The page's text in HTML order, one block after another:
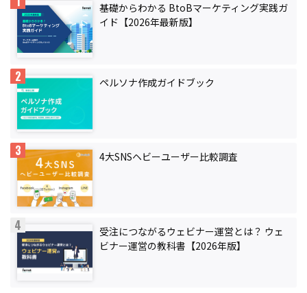
基礎からわかる BtoBマーケティング実践ガ
イド【2026年最新版】
ペルソナ作成ガイドブック
4大SNSヘビーユーザー比較調査
受注につながるウェビナー運営とは？ ウェ
ビナー運営の教科書【2026年版】